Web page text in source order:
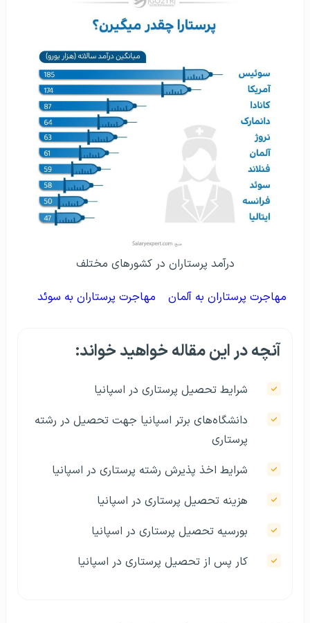
درآمد پرستاران در کشورهای مختلف
مهاجرت پرستاران به آلمان
مهاجرت پرستاران به سوئد
آنچه در این مقاله خواهید خواند:
شرایط تحصیل پرستاری در اسپانیا
دانشگاه‌های برتر اسپانیا جهت تحصیل در رشته
پرستاری
شرایط اخذ پذیرش رشته پرستاری در اسپانیا
هزینه تحصیل پرستاری در اسپانیا
بورسیه تحصیل پرستاری در اسپانیا
کار پس از تحصیل پرستاری در اسپانیا